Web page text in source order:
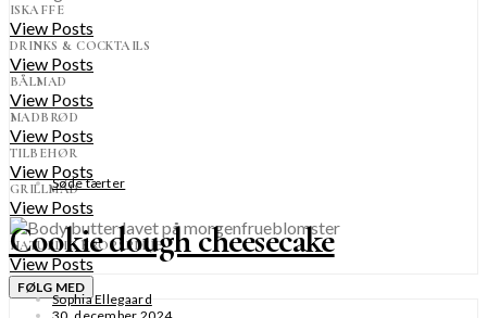
ISKAFFE
View Posts
DRINKS & COCKTAILS
View Posts
BÅLMAD
View Posts
MADBRØD
View Posts
TILBEHØR
View Posts
GRILLMAD
View Posts
NATURLIG KROPSPLEJE
View Posts
FØLG MED
Søde tærter
Cookie dough cheesecake
Sophia Ellegaard